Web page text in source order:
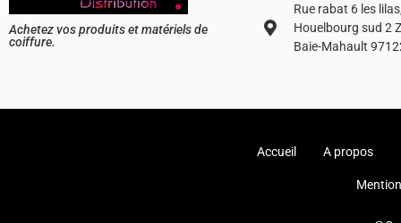
Achetez vos produits et matériels de
coiffure.
Rue rabat 6 les lilas,
Houelbourg sud 2
Baie-Mahault
Accueil A propos